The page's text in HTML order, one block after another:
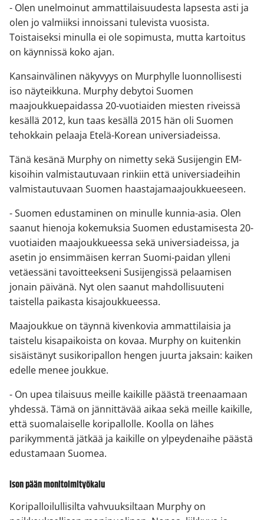
- Olen unelmoinut ammattilaisuudesta lapsesta asti ja
olen jo valmiiksi innoissani tulevista vuosista.
Toistaiseksi minulla ei ole sopimusta, mutta kartoitus
on käynnissä koko ajan.
Kansainvälinen näkyvyys on Murphylle luonnollisesti
iso näyteikkuna. Murphy debytoi Suomen
maajoukkuepaidassa 20-vuotiaiden miesten riveissä
kesällä 2012, kun taas kesällä 2015 hän oli Suomen
tehokkain pelaaja Etelä-Korean universiadeissa.
Tänä kesänä Murphy on nimetty sekä Susijengin EM-
kisoihin valmistautuvaan rinkiin että universiadeihin
valmistautuvaan Suomen haastajamaajoukkueeseen.
- Suomen edustaminen on minulle kunnia-asia. Olen
saanut hienoja kokemuksia Suomen edustamisesta 20-
vuotiaiden maajoukkueessa sekä universiadeissa, ja
asetin jo ensimmäisen kerran Suomi-paidan ylleni
vetäessäni tavoitteekseni Susijengissä pelaamisen
jonain päivänä. Nyt olen saanut mahdollisuuteni
taistella paikasta kisajoukkueessa.
Maajoukkue on täynnä kivenkovia ammattilaisia ja
taistelu kisapaikoista on kovaa. Murphy on kuitenkin
sisäistänyt susikoripallon hengen juurta jaksain: kaiken
edelle menee joukkue.
- On upea tilaisuus meille kaikille päästä treenaamaan
yhdessä. Tämä on jännittävää aikaa sekä meille kaikille,
että suomalaiselle koripallolle. Koolla on lähes
parikymmentä jätkää ja kaikille on ylpeydenaihe päästä
edustamaan Suomea.
Ison pään monitoimityökalu
Koripalloilullisilta vahvuuksiltaan Murphy on